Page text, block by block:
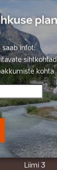
&Moments
Liimi 3
saab infot:
kohta